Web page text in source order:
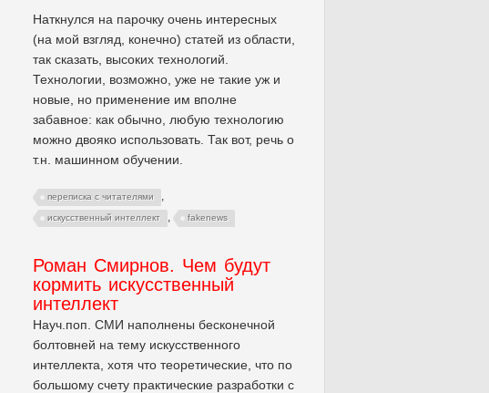
Наткнулся на парочку очень интересных
(на мой взгляд, конечно) статей из области,
так сказать, высоких технологий.
Технологии, возможно, уже не такие уж и
новые, но применение им вполне
забавное: как обычно, любую технологию
можно двояко использовать. Так вот, речь о
т.н. машинном обучении.
переписка с читателями ,
искусственный интеллект , fakenews
Роман Смирнов. Чем будут
кормить искусственный
интеллект
Науч.поп. СМИ наполнены бесконечной
болтовней на тему искусственного
интеллекта, хотя что теоретические, что по
большому счету практические разработки с